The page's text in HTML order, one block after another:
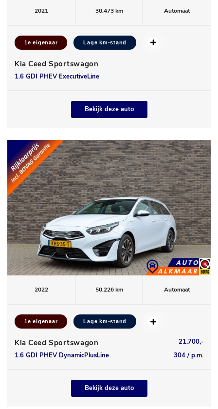
2021 30.473 km Automaat
1e eigenaar Lage km-stand
Kia Ceed Sportswagon
1.6 GDI PHEV ExecutiveLine
Bekijk deze auto
2022 50.226 km Automaat
1e eigenaar Lage km-stand
Kia Ceed Sportswagon
21.700,-
1.6 GDI PHEV DynamicPlusLine
304 / p.m.
Bekijk deze auto